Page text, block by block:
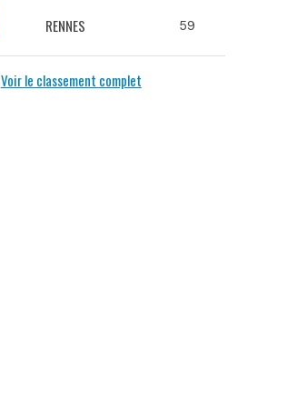
RENNES 59
Voir le classement complet